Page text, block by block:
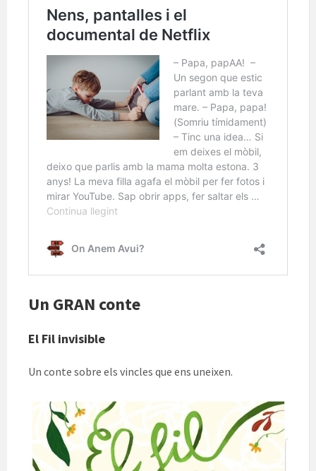
Un GRAN conte
El Fil invisible
Un conte sobre els vincles que ens uneixen.